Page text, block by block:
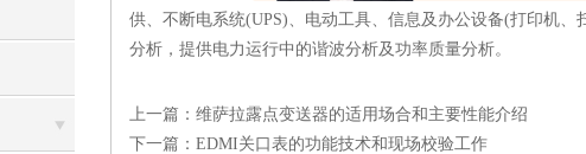
供、不断电系统(UPS)、电动工具、信息及办公设备(打印机
分析，提供电力运行中的谐波分析及功率质量分析。
上一篇： 维萨拉露点变送器的适用场合和主要性能介绍
下一篇： EDMI关口表的功能技术和现场校验工作